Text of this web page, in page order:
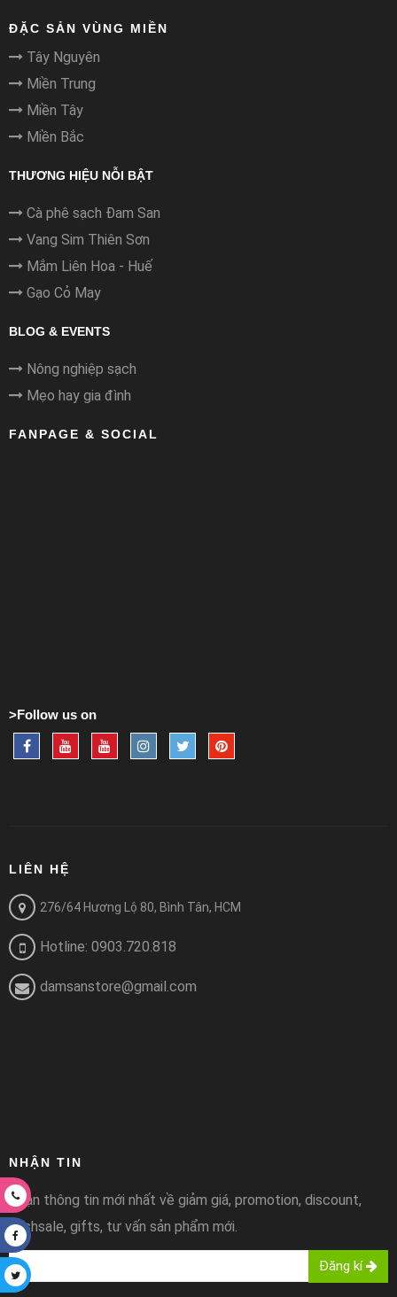
ĐẶC SẢN VÙNG MIỀN
Tây Nguyên
Miền Trung
Miền Tây
Miền Bắc
THƯƠNG HIỆU NỖI BẬT
Cà phê sạch Đam San
Vang Sim Thiên Sơn
Mắm Liên Hoa - Huế
Gạo Cỏ May
BLOG & EVENTS
Nông nghiệp sạch
Mẹo hay gia đình
FANPAGE & SOCIAL
>Follow us on
LIÊN HỆ
276/64 Hương Lộ 80, Bình Tân, HCM
Hotline: 0903.720.818
damsanstore@gmail.com
NHẬN TIN
Nhận thông tin mới nhất về giảm giá, promotion, discount,
flashsale, gifts, tư vấn sản phẩm mới.
Đăng kí